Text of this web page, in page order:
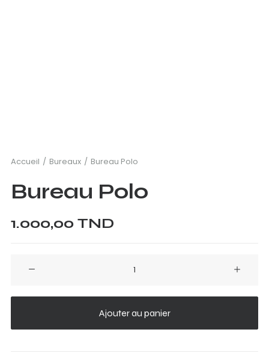
Accueil Bureaux Bureau Polo
Bureau Polo
1.000,00 TND
Bureau
Ajouter au panier